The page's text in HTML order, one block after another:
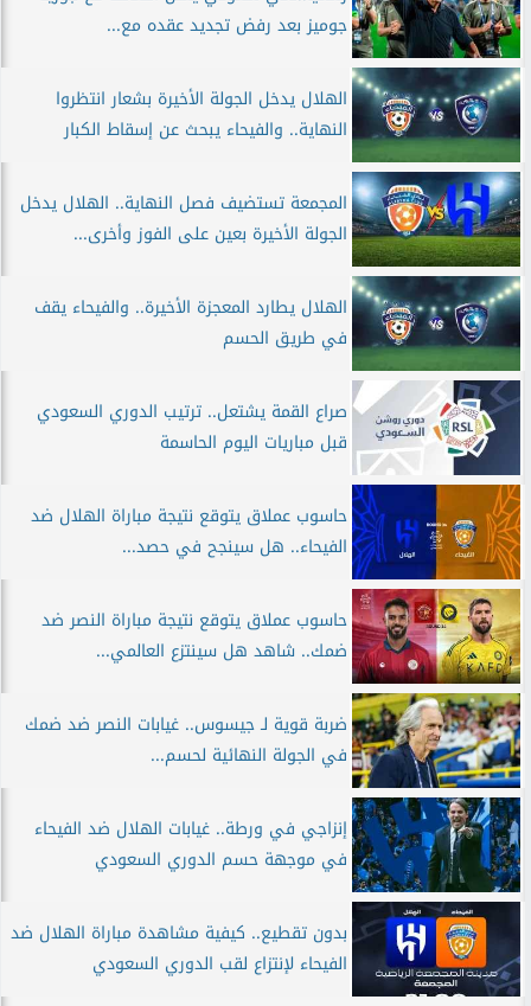
جوميز بعد رفض تجديد عقده مع...
الهلال يدخل الجولة الأخيرة بشعار انتظروا
النهاية.. والفيحاء يبحث عن إسقاط الكبار
المجمعة تستضيف فصل النهاية.. الهلال يدخل
الجولة الأخيرة بعين على الفوز وأخرى...
الهلال يطارد المعجزة الأخيرة.. والفيحاء يقف
في طريق الحسم
صراع القمة يشتعل.. ترتيب الدوري السعودي
قبل مباريات اليوم الحاسمة
حاسوب عملاق يتوقع نتيجة مباراة الهلال ضد
الفيحاء.. هل سينجح في حصد...
حاسوب عملاق يتوقع نتيجة مباراة النصر ضد
ضمك.. شاهد هل سينتزع العالمي...
ضربة قوية لـ جيسوس.. غيابات النصر ضد ضمك
في الجولة النهائية لحسم...
إنزاجي في ورطة.. غيابات الهلال ضد الفيحاء
في موجهة حسم الدوري السعودي
بدون تقطيع.. كيفية مشاهدة مباراة الهلال ضد
الفيحاء لإنتزاع لقب الدوري السعودي